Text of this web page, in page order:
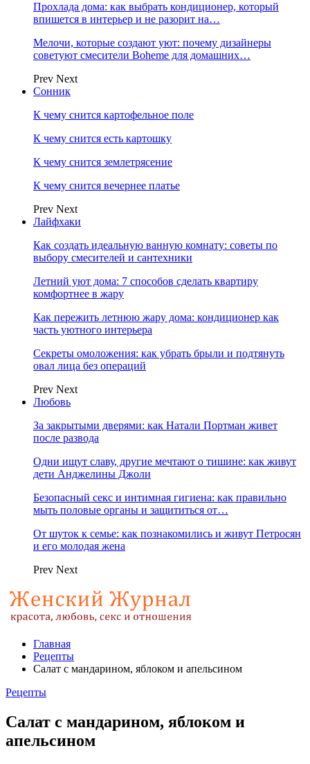
Прохлада дома: как выбрать кондиционер, который
впишется в интерьер и не разорит на…
Мелочи, которые создают уют: почему дизайнеры
советуют смесители Boheme для домашних…
Prev Next
Сонник
К чему снится картофельное поле
К чему снится есть картошку
К чему снится землетрясение
К чему снится вечернее платье
Prev Next
Лайфхаки
Как создать идеальную ванную комнату: советы по
выбору смесителей и сантехники
Летний уют дома: 7 способов сделать квартиру
комфортнее в жару
Как пережить летнюю жару дома: кондиционер как
часть уютного интерьера
Секреты омоложения: как убрать брыли и подтянуть
овал лица без операций
Prev Next
Любовь
За закрытыми дверями: как Натали Портман живет
после развода
Одни ищут славу, другие мечтают о тишине: как живут
дети Анджелины Джоли
Безопасный секс и интимная гигиена: как правильно
мыть половые органы и защититься от…
От шуток к семье: как познакомились и живут Петросян
и его молодая жена
Prev Next
Главная
Рецепты
Салат с мандарином, яблоком и апельсином
Рецепты
Салат с мандарином, яблоком и
апельсином